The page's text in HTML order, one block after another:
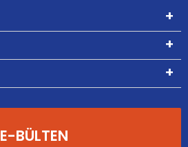
E-BÜLTEN